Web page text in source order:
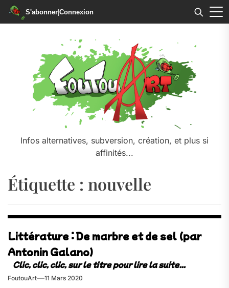
S'abonner|Connexion
Infos alternatives, subversion, création, et plus si
affinités...
Étiquette : nouvelle
Littérature : De marbre et de sel (par
Antonin Galano)
FoutouArt 11 Mars 2020